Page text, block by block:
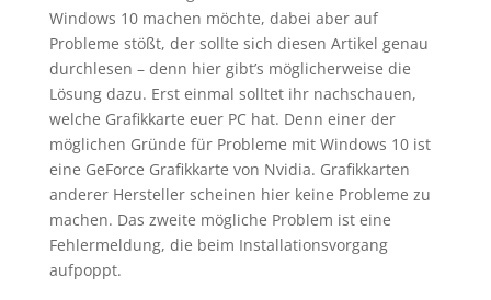
Windows 10 machen möchte, dabei aber auf
Probleme stößt, der sollte sich diesen Artikel genau
durchlesen – denn hier gibt’s möglicherweise die
Lösung dazu. Erst einmal solltet ihr nachschauen,
welche Grafikkarte euer PC hat. Denn einer der
möglichen Gründe für Probleme mit Windows 10 ist
eine GeForce Grafikkarte von Nvidia. Grafikkarten
anderer Hersteller scheinen hier keine Probleme zu
machen. Das zweite mögliche Problem ist eine
Fehlermeldung, die beim Installationsvorgang
aufpoppt.